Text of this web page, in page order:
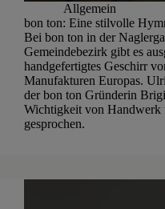
Allgemein
bon ton: Eine stilvolle
Bei bon ton in der
Gemeindebezirk gibt es
handgefertigtes Geschirr
Manufakturen Europas.
der bon ton Gründerin
Wichtigkeit von Handwerk
gesprochen.